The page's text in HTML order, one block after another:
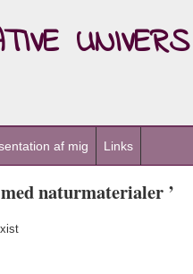
univers
af mig Links
naturmaterialer ’